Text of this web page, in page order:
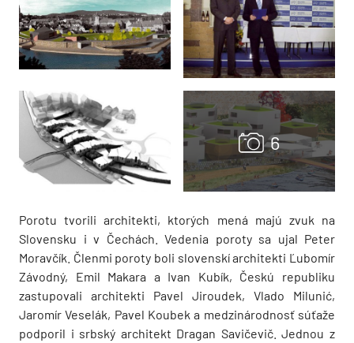
Porotu tvorili architekti, ktorých mená majú zvuk na
Slovensku i v Čechách. Vedenia poroty sa ujal Peter
Moravčík. Členmi poroty boli slovenskí architekti Ľubomír
Závodný, Emil Makara a Ivan Kubík, Českú republiku
zastupovali architekti Pavel Jiroudek, Vlado Milunić,
Jaromír Veselák, Pavel Koubek a medzinárodnosť súťaže
podporil i srbský architekt Dragan Savičevič. Jednou z